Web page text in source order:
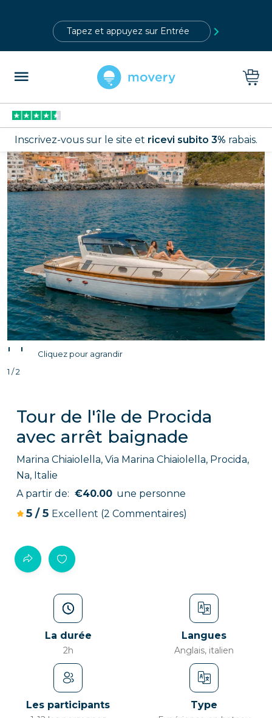
Inscrivez-vous sur le site et ricevi subito 3% rabais.
' '
Cliquez pour agrandir
1 / 2
Tour de l'île de Procida
avec arrêt baignade
Marina Chiaiolella, Via Marina Chiaiolella, Procida,
Na, Italie
A partir de: €40.00 une personne
5 /5 Excellent (2 Commentaires)
La durée
2h
Langues
Anglais, italien
Les participants Type